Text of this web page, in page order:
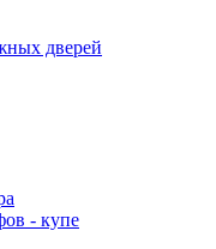
дверей
- купе